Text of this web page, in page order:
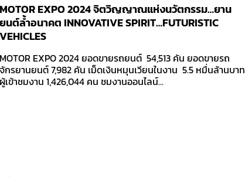
MOTOR EXPO 2024 จิตวิญญาณแห่งนวัตกรรม…ยาน
ยนต์ล้ำอนาคต INNOVATIVE SPIRIT…FUTURISTIC
VEHICLES
MOTOR EXPO 2024 ยอดขายรถยนต์ 54,513 คัน ยอดขายรถ
จักรยานยนต์ 7,982 คัน เม็ดเงินหมุนเวียนในงาน 5.5 หมื่นล้านบาท
ผู้เข้าชมงาน 1,426,044 คน ชมงานออนไลน์...